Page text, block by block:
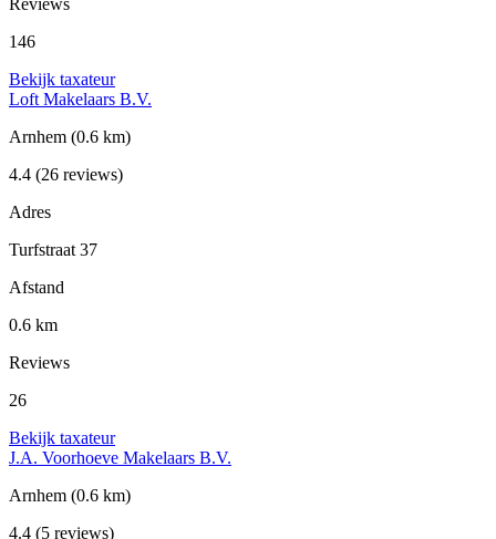
Reviews
146
Bekijk taxateur
Loft Makelaars B.V.
Arnhem (0.6 km)
4.4 (26 reviews)
Adres
Turfstraat 37
Afstand
0.6 km
Reviews
26
Bekijk taxateur
J.A. Voorhoeve Makelaars B.V.
Arnhem (0.6 km)
4.4 (5 reviews)